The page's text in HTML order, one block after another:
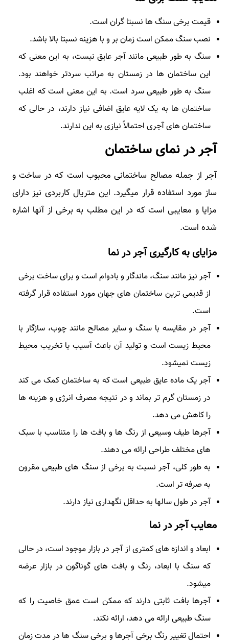
قیمت برخی سنگ ها نسبتا گران است.
نصب سنگ ممکن است زمان بر و با هزینه نسبتا بالا باشد.
سنگ به طور طبیعی مانند آجر عایق نیست، به این معنی که
این ساختمان ها در زمستان به مراتب سردتر خواهند بود.
سنگ به طور طبیعی سرد است. به این معنی است که اغلب
ساختمان ها به یک لایه عایق اضافی نیاز دارند، در حالی که
ساختمان های آجری احتمالاً نیازی به این ندارند.
آجر در نمای ساختمان
آجر از جمله مصالح ساختمانی محبوب است که در ساخت و
ساز مورد استفاده قرار میگیرد. این متریال کاربردی نیز دارای
مزایا و معایبی است که در این مطلب به برخی از آنها اشاره
شده است.
مزایای به کارگیری آجر در نما
آجر نیز مانند سنگ، ماندگار و بادوام است و برای ساخت برخی
از قدیمی ترین ساختمان های جهان مورد استفاده قرار گرفته
است.
آجر در مقایسه با سنگ و سایر مصالح مانند چوب، سازگار با
محیط زیست است و تولید آن باعث آسیب یا تخریب محیط
زیست نمیشود.
آجر یک ماده عایق طبیعی است که به ساختمان کمک می کند
در زمستان گرم تر بماند و در نتیجه مصرف انرژی و هزینه ها
را کاهش می دهد.
آجرها طیف وسیعی از رنگ ها و بافت ها را متناسب با سبک
های مختلف طراحی ارائه می دهند.
به طور کلی، آجر نسبت به برخی از سنگ های طبیعی مقرون
به صرفه تر است.
آجر در طول سالها به حداقل نگهداری نیاز دارند.
معایب آجر در نما
ابعاد و اندازه های کمتری از آجر در بازار موجود است، در حالی
که سنگ با ابعاد، رنگ و بافت های گوناگون در بازار عرضه
میشود.
آجرها بافت ثابتی دارند که ممکن است عمق خاصیت را که
سنگ طبیعی ارائه می دهد، ارائه نکند.
احتمال تغییر رنگ برخی آجرها و برخی سنگ ها در مدت زمان